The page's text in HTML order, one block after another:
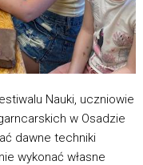
Nauki, uczniowie
w Osadzie
dawne techniki
wykonać własne